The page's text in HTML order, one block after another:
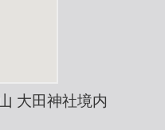
大田神社境内